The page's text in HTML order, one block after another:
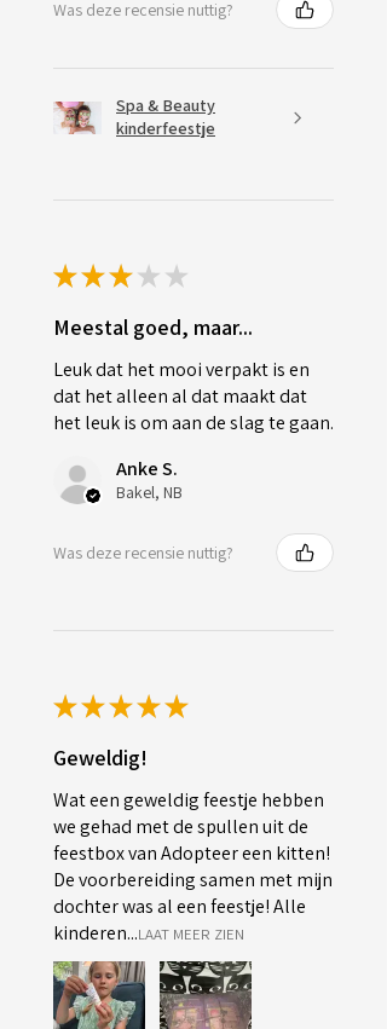
Was deze recensie nuttig?
Spa & Beauty
kinderfeestje
★★★ ★ ★
Meestal goed, maar...
Leuk dat het mooi verpakt is en
dat het alleen al dat maakt dat
het leuk is om aan de slag te gaan.
Anke S.
Bakel, NB
Was deze recensie nuttig?
★★★★★
Geweldig!
Wat een geweldig feestje hebben
we gehad met de spullen uit de
feestbox van Adopteer een kitten!
De voorbereiding samen met mijn
dochter was al een feestje! Alle
kinderen...LAAT MEER ZIEN